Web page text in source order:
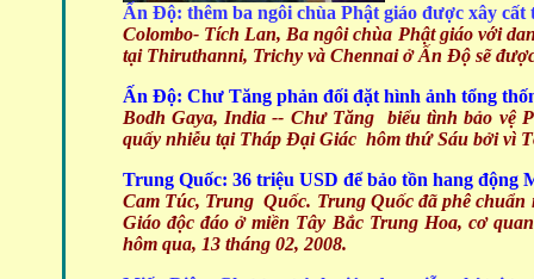
Ấn Độ: thêm ba ngôi chùa Phật giáo được xây
Colombo- Tích Lan, Ba ngôi chùa Phật giáo với
tại Thiruthanni, Trichy và Chennai ở Ấn Độ sẽ
Ấn Độ: Chư Tăng phản đối đặt hình ảnh tổng
Bodh Gaya, India -- Chư Tăng biểu tình bảo vệ
quấy nhiễu tại Tháp Đại Giác hôm thứ Sáu bởi vì
Trung Quốc: 36 triệu USD để bảo tồn hang động
Cam Túc, Trung Quốc. Trung Quốc đã phê chuẩn
Giáo độc đáo ở miền Tây Bắc Trung Hoa, cơ
hôm qua, 13 tháng 02, 2008.